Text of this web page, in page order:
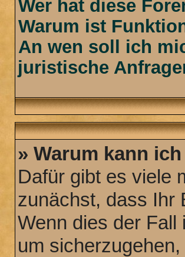
Wer hat diese
Warum ist
An wen soll ich
juristische
» Warum kann
Dafür gibt es viele
zunächst, dass Ihr
Wenn dies der Fall
um